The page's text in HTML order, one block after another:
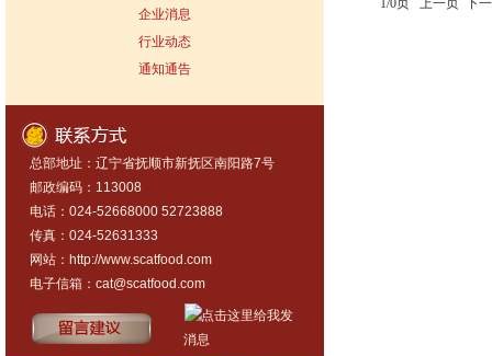
企业消息
行业动态
通知通告
总部地址：辽宁省抚顺市新抚区南阳路7号
邮政编码：113008
电话：024-52668000 52723888
传真：024-52631333
网站： http://www.scatfood.com
电子信箱：cat@scatfood.com
1/0页 上一页 下